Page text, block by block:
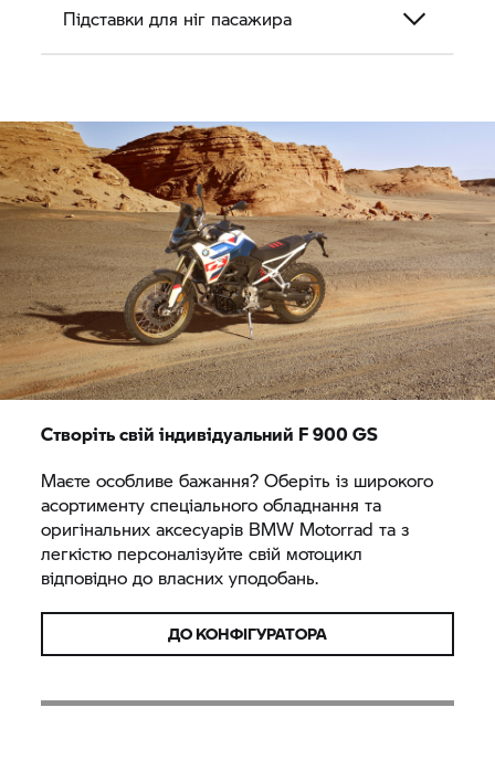
Підставки для ніг пасажира
Створіть свій індивідуальний F 900 GS
Маєте особливе бажання? Оберіть із широкого
асортименту спеціального обладнання та
оригінальних аксесуарів BMW Motorrad та з
легкістю персоналізуйте свій мотоцикл
відповідно до власних уподобань.
ДО КОНФІГУРАТОРА